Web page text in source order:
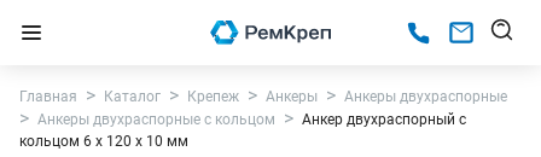
Главная Каталог Крепеж Анкеры
Анкеры двухраспорные
Анкеры двухраспорные с кольцом
Анкер двухраспорный с
кольцом 6 х 120 х 10 мм